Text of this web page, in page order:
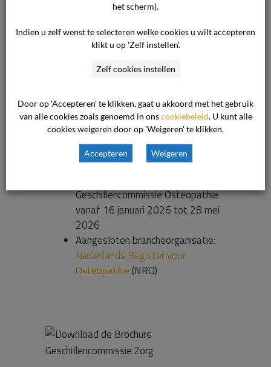
Het klachtengeld bedraagt € 52,50. U krijgt dit
terug wanneer de commissie u in het gelijk
Lees meer over het klachtengeld
Meer informatie
Procedurevan De
Geschillencommissie
Reglementvan de
Geschillencommissie Osteopathie
vanaf 28 mei 2026
Geschillencommissie Osteopathie
vanaf 16 januari 2026 tot 28 mei
2026
Aangesloten brancheorganisatie:
Nederlands Register voor
Osteopathie(NRO)
het scherm).
Indien u zelf wenst te selecteren welke cookies u wilt accepteren
klikt u op 'Zelf instellen'.
Zelf cookies instellen
Door op 'Accepteren' te klikken, gaat u akkoord met het gebruik
van alle cookies zoals genoemd in onscookiebeleid. U kunt alle
cookies weigeren door op 'Weigeren' te klikken.
Accepteren Weigeren